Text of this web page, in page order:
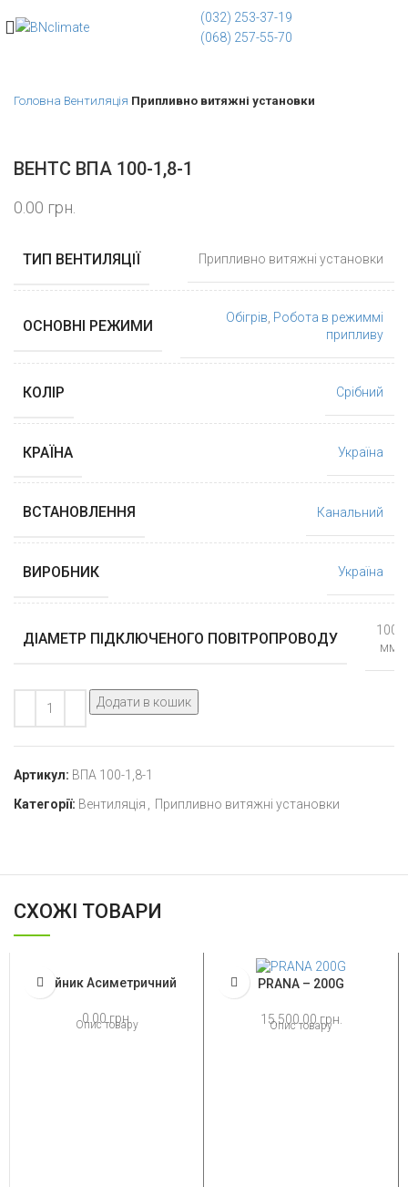
(032) 253-37-19
(068) 257-55-70
Головна Вентиляція Припливно витяжні установки
ВЕНТС ВПА 100-1,8-1
0.00 грн.
ТИП ВЕНТИЛЯЦІЇ Припливно витяжні установки
ОСНОВНІ РЕЖИМИ Обігрів Робота в режиммі
припливу
КОЛІР Срібний
КРАЇНА Україна
ВСТАНОВЛЕННЯ Канальний
ВИРОБНИК Україна
ДІАМЕТР ПІДКЛЮЧЕНОГО ПОВІТРОПРОВОДУ
100
мм
Додати в кошик
Артикул: ВПА 100-1,8-1
Категорії: Вентиляція Припливно витяжні установки
СХОЖІ ТОВАРИ
Трійник Асиметричний
0.00 грн.
Опис товару
PRANA – 200G
15,500.00 грн.
Опис товару